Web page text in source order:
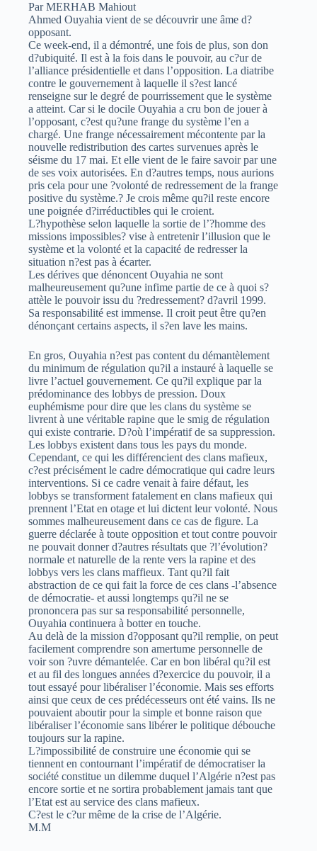
Par MERHAB Mahiout
Ahmed Ouyahia vient de se découvrir une âme d?
opposant.
Ce week-end, il a démontré, une fois de plus, son don
d?ubiquité. Il est à la fois dans le pouvoir, au c?ur de
l’alliance présidentielle et dans l’opposition. La diatribe
contre le gouvernement à laquelle il s?est lancé
renseigne sur le degré de pourrissement que le système
a atteint. Car si le docile Ouyahia a cru bon de jouer à
l’opposant, c?est qu?une frange du système l’en a
chargé. Une frange nécessairement mécontente par la
nouvelle redistribution des cartes survenues après le
séisme du 17 mai. Et elle vient de le faire savoir par une
de ses voix autorisées. En d?autres temps, nous aurions
pris cela pour une ?volonté de redressement de la frange
positive du système.? Je crois même qu?il reste encore
une poignée d?irréductibles qui le croient.
L?hypothèse selon laquelle la sortie de l’?homme des
missions impossibles? vise à entretenir l’illusion que le
système et la volonté et la capacité de redresser la
situation n?est pas à écarter.
Les dérives que dénoncent Ouyahia ne sont
malheureusement qu?une infime partie de ce à quoi s?
attèle le pouvoir issu du ?redressement? d?avril 1999.
Sa responsabilité est immense. Il croit peut être qu?en
dénonçant certains aspects, il s?en lave les mains.
En gros, Ouyahia n?est pas content du démantèlement
du minimum de régulation qu?il a instauré à laquelle se
livre l’actuel gouvernement. Ce qu?il explique par la
prédominance des lobbys de pression. Doux
euphémisme pour dire que les clans du système se
livrent à une véritable rapine que le smig de régulation
qui existe contrarie. D?où l’impératif de sa suppression.
Les lobbys existent dans tous les pays du monde.
Cependant, ce qui les différencient des clans mafieux,
c?est précisément le cadre démocratique qui cadre leurs
interventions. Si ce cadre venait à faire défaut, les
lobbys se transforment fatalement en clans mafieux qui
prennent l’Etat en otage et lui dictent leur volonté. Nous
sommes malheureusement dans ce cas de figure. La
guerre déclarée à toute opposition et tout contre pouvoir
ne pouvait donner d?autres résultats que ?l’évolution?
normale et naturelle de la rente vers la rapine et des
lobbys vers les clans maffieux. Tant qu?il fait
abstraction de ce qui fait la force de ces clans -l’absence
de démocratie- et aussi longtemps qu?il ne se
prononcera pas sur sa responsabilité personnelle,
Ouyahia continuera à botter en touche.
Au delà de la mission d?opposant qu?il remplie, on peut
facilement comprendre son amertume personnelle de
voir son ?uvre démantelée. Car en bon libéral qu?il est
et au fil des longues années d?exercice du pouvoir, il a
tout essayé pour libéraliser l’économie. Mais ses efforts
ainsi que ceux de ces prédécesseurs ont été vains. Ils ne
pouvaient aboutir pour la simple et bonne raison que
libéraliser l’économie sans libérer le politique débouche
toujours sur la rapine.
L?impossibilité de construire une économie qui se
tiennent en contournant l’impératif de démocratiser la
société constitue un dilemme duquel l’Algérie n?est pas
encore sortie et ne sortira probablement jamais tant que
l’Etat est au service des clans mafieux.
C?est le c?ur même de la crise de l’Algérie.
M.M